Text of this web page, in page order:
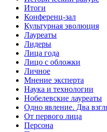
Итоги
Конференц-зал
Культурная эволюция
Лауреаты
Лидеры
Лица года
Лицо с обложки
Личное
Мнение эксперта
Наука и технологии
Нобелевские лауреаты
Одно явление. Два
От первого лица
Персона